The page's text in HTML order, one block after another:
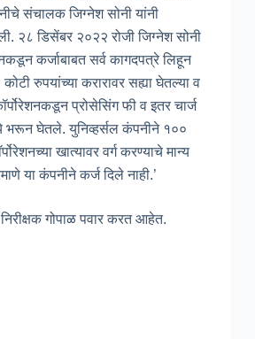
संचालक जिग्नेश सोनी यांनी
२८ डिसेंबर २०२२ रोजी जिग्नेश सोनी
कर्जाबाबत सर्व कागदपत्रे लिहून
रुपयांच्या करारावर सह्या घेतल्या व
प्रोसेसिंग फी व इतर चार्ज
घेतले. युनिव्हर्सल कंपनीने १००
खात्यावर वर्ग करण्याचे मान्य
या कंपनीने कर्ज दिले नाही.’
गोपाळ पवार करत आहेत.